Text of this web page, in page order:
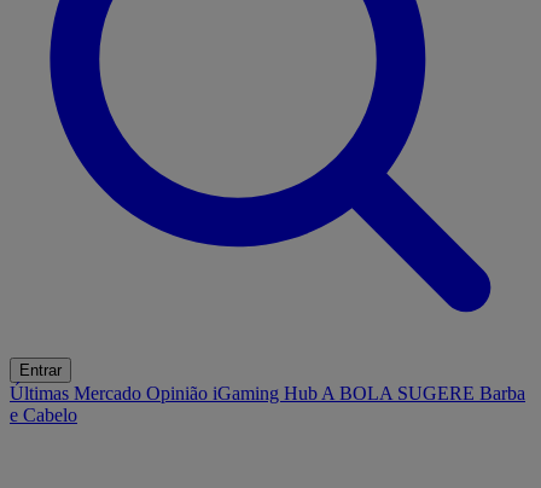
Entrar
Últimas Mercado Opinião iGaming Hub A BOLA SUGERE Barba
e Cabelo